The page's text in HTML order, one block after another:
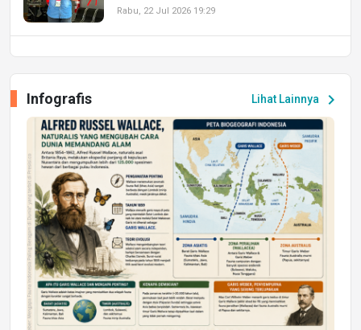
Rabu, 22 Jul 2026 19:29
Peluang Kerja dan Magang
Jumat, 17 Jul 2026 22:30
DAERAH
Astra Motor Kalimantan Timur 2 Dukung
Mahasiswa Samarinda dalam Astra
Honda SDGs Future Leaders 2026
Jumat, 10 Jul 2026 19:01
Lihat Lainnya chevron_right
Infografis